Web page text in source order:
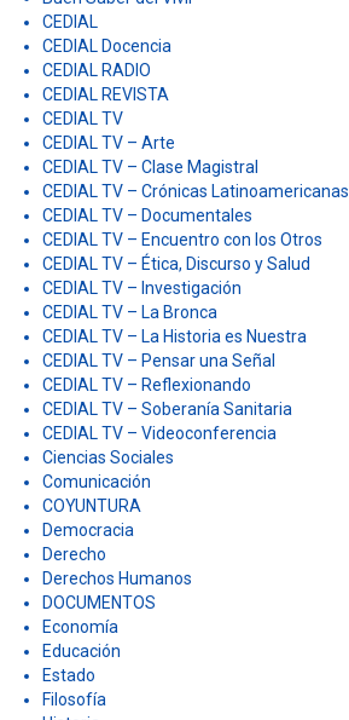
CEDIAL
CEDIAL Docencia
CEDIAL RADIO
CEDIAL REVISTA
CEDIAL TV
CEDIAL TV – Arte
CEDIAL TV – Clase Magistral
CEDIAL TV – Crónicas Latinoamericanas
CEDIAL TV – Documentales
CEDIAL TV – Encuentro con los Otros
CEDIAL TV – Ética, Discurso y Salud
CEDIAL TV – Investigación
CEDIAL TV – La Bronca
CEDIAL TV – La Historia es Nuestra
CEDIAL TV – Pensar una Señal
CEDIAL TV – Reflexionando
CEDIAL TV – Soberanía Sanitaria
CEDIAL TV – Videoconferencia
Ciencias Sociales
Comunicación
COYUNTURA
Democracia
Derecho
Derechos Humanos
DOCUMENTOS
Economía
Educación
Estado
Filosofía